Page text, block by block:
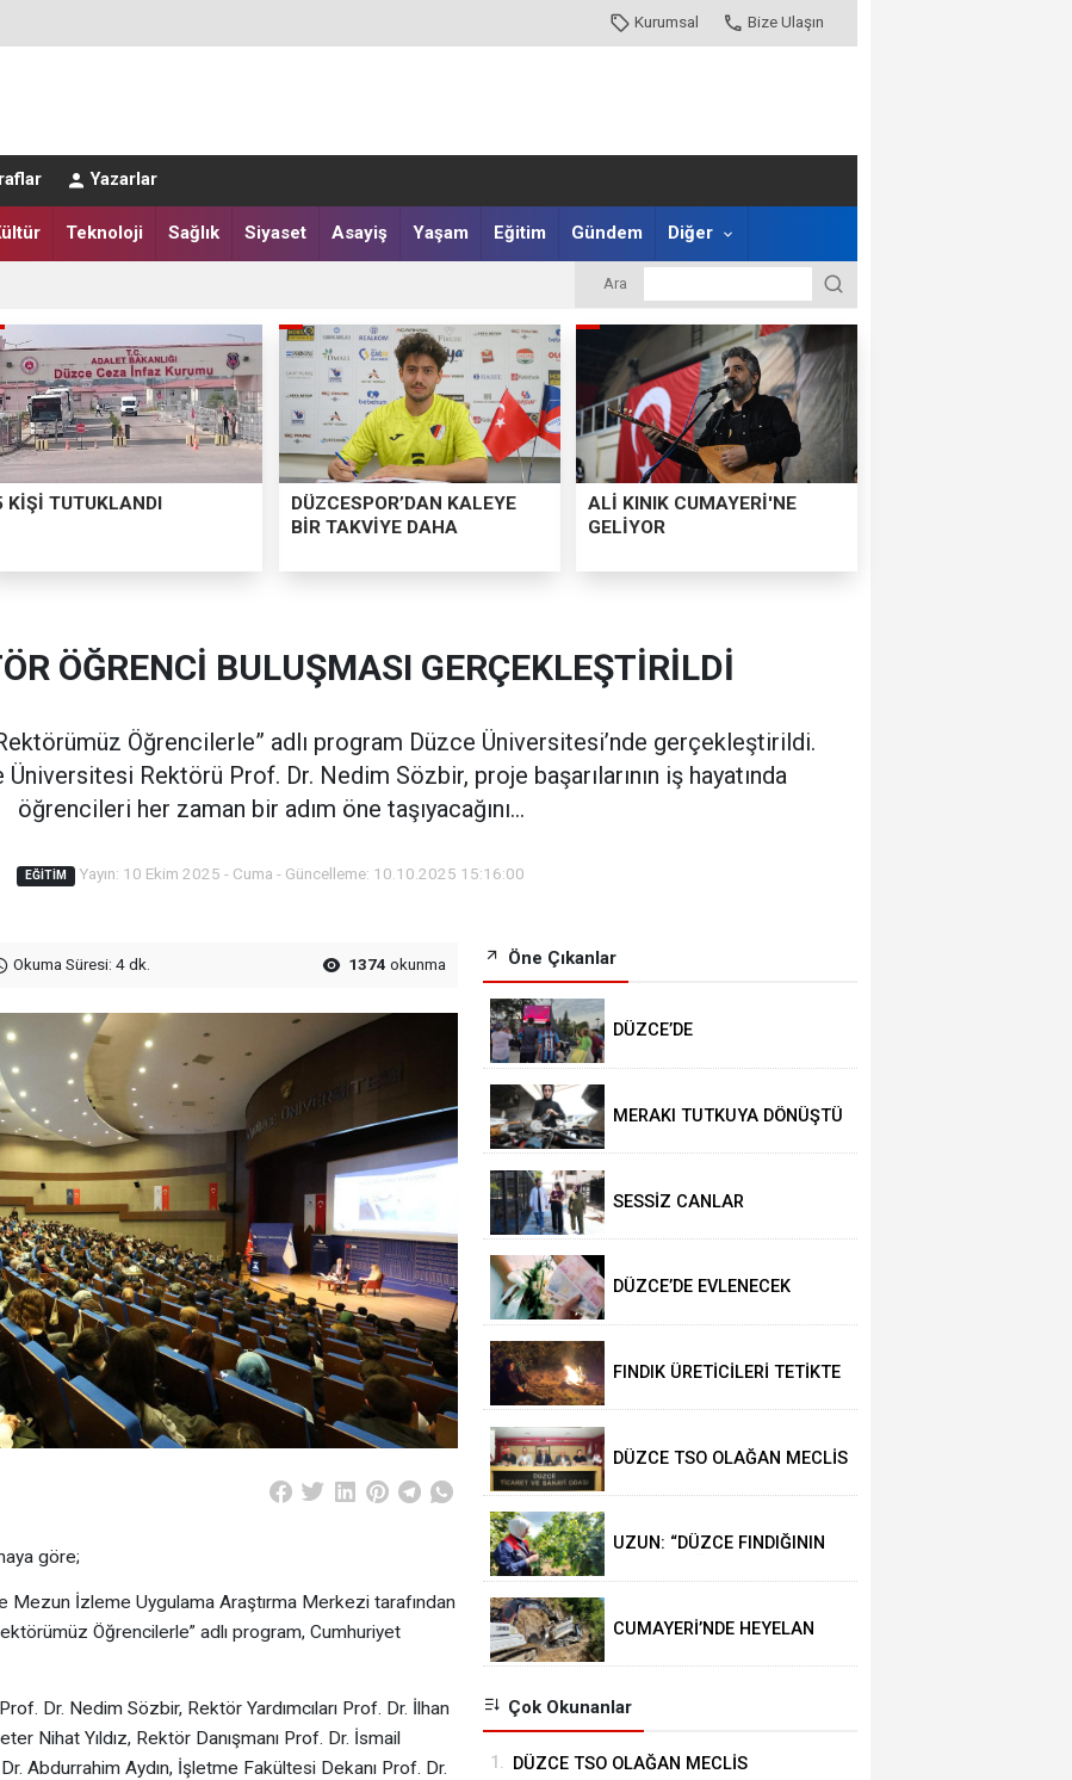
Kurumsal Bize Ulaşın
Yazarlar
Teknoloji Sağlık Siyaset Asayiş Yaşam Eğitim Gündem Diğer
HARMANA İNDİ
Ara
KİŞİ TUTUKLANDI
DÜZCESPOR’DAN KALEYE
BİR TAKVİYE DAHA
ALİ KINIK CUMAYERİ'NE
GELİYOR
ÖĞRENCİ BULUŞMASI GERÇEKLEŞTİRİLDİ
Öğrencilerle” adlı program Düzce Üniversitesi’nde gerçekleştirildi.
Rektörü Prof. Dr. Nedim Sözbir, proje başarılarının iş hayatında
öğrencileri her zaman bir adım öne taşıyacağını...
EĞITIM Yayın: 10 Ekim 2025 - Cuma - Güncelleme: 10.10.2025 15:16:00
Okuma Süresi: 4 dk. 1374 okunma
göre;
İzleme Uygulama Araştırma Merkezi tarafından
Öğrencilerle” adlı program, Cumhuriyet
Dr. Nedim Sözbir, Rektör Yardımcıları Prof. Dr. İlhan
Nihat Yıldız, Rektör Danışmanı Prof. Dr. İsmail
Abdurrahim Aydın, İşletme Fakültesi Dekanı Prof. Dr.
Öne Çıkanlar
DÜZCE’DE
SALAH HEYECANI YAŞADI
MERAKI TUTKUYA DÖNÜŞTÜ
SESSİZ CANLAR
DÜZCE’DE EVLENECEK
FINDIK ÜRETİCİLERİ TETİKTE
DÜZCE TSO OLAĞAN MECLİS
GERÇEKLEŞTİRİLDİ
UZUN: “DÜZCE FINDIĞININ
CUMAYERİ’NDE HEYELAN
Çok Okunanlar
1. DÜZCE TSO OLAĞAN MECLİS